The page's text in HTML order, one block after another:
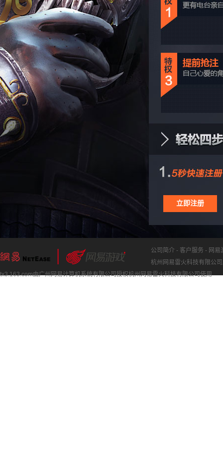
立即注册
公司简介 - 客户服务 - 网易
杭州网易雷火科技有限公
tx3.163.com由广州网易计算机系统有限公司授权杭州网易雷火科技有限公司使用